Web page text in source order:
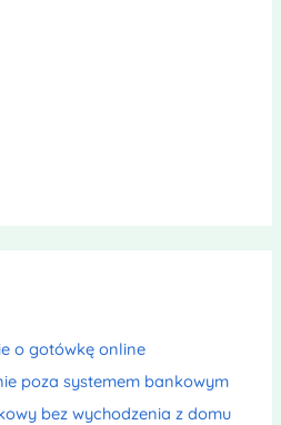
o gotówkę online
poza systemem bankowym
bez wychodzenia z domu